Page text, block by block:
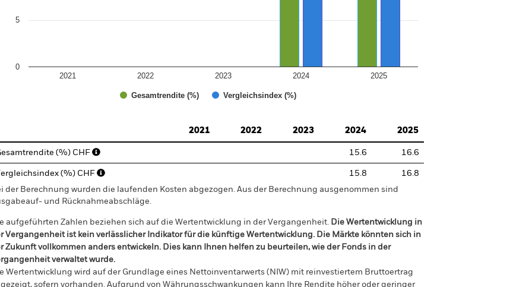
Gesamtrendite (%) Vergleichsindex (%)
2021 2022 2023 2024 2025
0
5
2021
2022 2023 2024 2025
(%) CHF 15.6 16.6
(%) CHF 15.8
16.8
der Berechnung wurden die laufenden Kosten abgezogen. Aus der Berechnung ausgenommen sind
und Rücknahmeabschläge.
aufgeführten Zahlen beziehen sich auf die Wertentwicklung in der Vergangenheit. Die Wertentwicklung in
Vergangenheit ist kein verlässlicher Indikator für die künftige Wertentwicklung. Die Märkte könnten sich in
Zukunft vollkommen anders entwickeln. Dies kann Ihnen helfen zu beurteilen, wie der Fonds in der
verwaltet wurde.
Wertentwicklung wird auf der Grundlage eines Nettoinventarwerts (NIW) mit reinvestiertem Bruttoertrag
sofern vorhanden. Aufgrund von Währungsschwankungen kann Ihre Rendite höher oder geringer